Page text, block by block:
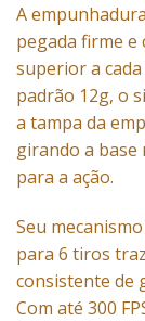
A
pegada firme
superior a
padrão 12g, o
a tampa da
girando a
para a ação.
Seu
para 6 tiros
consistente de
Com até 300